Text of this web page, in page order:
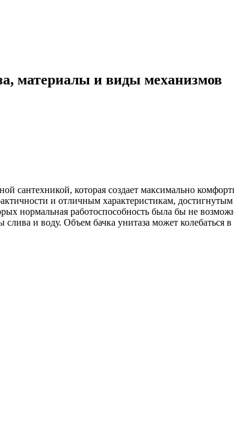
материалы и виды механизмов
сантехникой, которая создает максимально
и отличным характеристикам,
нормальная работоспособность была бы не
и воду. Объем бачка унитаза может